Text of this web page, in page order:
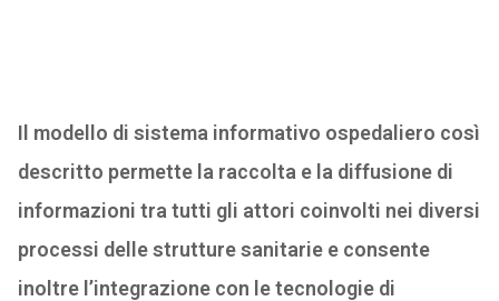
Il modello di sistema informativo ospedaliero così
descritto permette la raccolta e la diffusione di
informazioni tra tutti gli attori coinvolti nei diversi
processi delle strutture sanitarie e consente
inoltre l’integrazione con le tecnologie di